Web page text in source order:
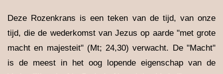
Deze Rozenkrans is een teken van de tijd, van onze
tijd, die de wederkomst van Jezus op aarde "met grote
macht en majesteit" (Mt; 24,30) verwacht. De "Macht"
is de meest in het oog lopende eigenschap van de